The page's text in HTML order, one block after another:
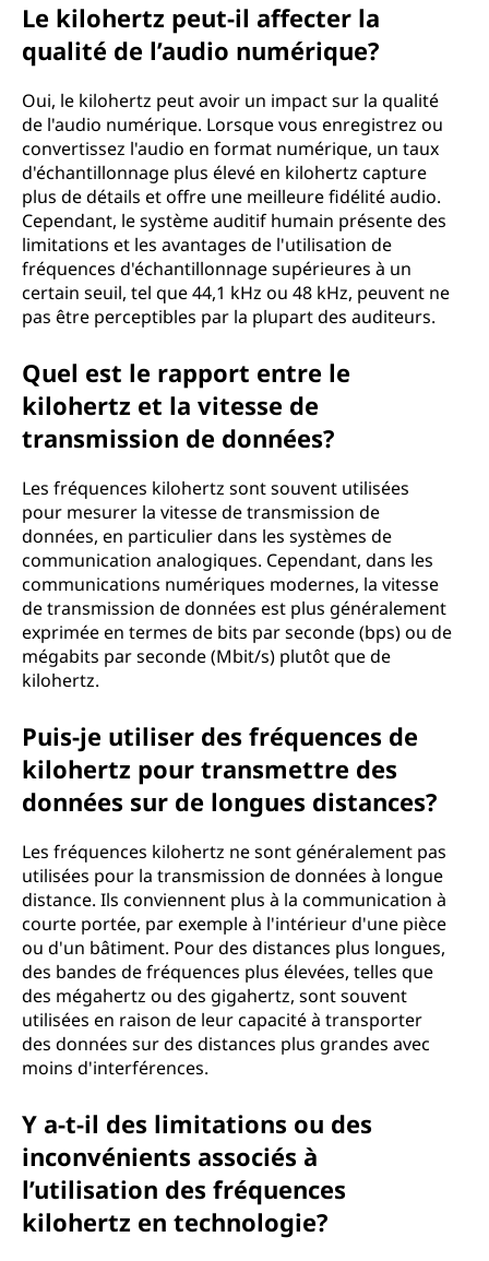
Le kilohertz peut-il affecter la
qualité de l’audio numérique?
Oui, le kilohertz peut avoir un impact sur la qualité
de l'audio numérique. Lorsque vous enregistrez ou
convertissez l'audio en format numérique, un taux
d'échantillonnage plus élevé en kilohertz capture
plus de détails et offre une meilleure fidélité audio.
Cependant, le système auditif humain présente des
limitations et les avantages de l'utilisation de
fréquences d'échantillonnage supérieures à un
certain seuil, tel que 44,1 kHz ou 48 kHz, peuvent ne
pas être perceptibles par la plupart des auditeurs.
Quel est le rapport entre le
kilohertz et la vitesse de
transmission de données?
Les fréquences kilohertz sont souvent utilisées
pour mesurer la vitesse de transmission de
données, en particulier dans les systèmes de
communication analogiques. Cependant, dans les
communications numériques modernes, la vitesse
de transmission de données est plus généralement
exprimée en termes de bits par seconde (bps) ou de
mégabits par seconde (Mbit/s) plutôt que de
kilohertz.
Puis-je utiliser des fréquences de
kilohertz pour transmettre des
données sur de longues distances?
Les fréquences kilohertz ne sont généralement pas
utilisées pour la transmission de données à longue
distance. Ils conviennent plus à la communication à
courte portée, par exemple à l'intérieur d'une pièce
ou d'un bâtiment. Pour des distances plus longues,
des bandes de fréquences plus élevées, telles que
des mégahertz ou des gigahertz, sont souvent
utilisées en raison de leur capacité à transporter
des données sur des distances plus grandes avec
moins d'interférences.
Y a-t-il des limitations ou des
inconvénients associés à
l’utilisation des fréquences
kilohertz en technologie?